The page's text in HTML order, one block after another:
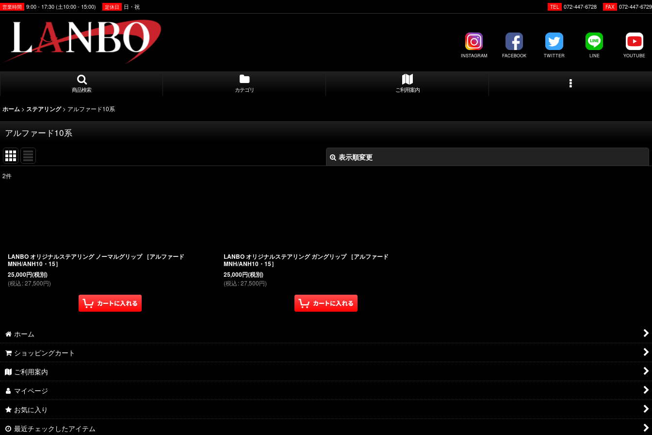
営業時間 9:00 - 17:30 (土10:00 - 15:00) 定休日 日・祝 TEL 072-447-6728 FAX 072-447-6729
INSTAGRAM FACEBOOK TWITTER LINE YOUTUBE
商品検索 カテゴリ ご利用案内
ホーム > ステアリング > アルファード10系
アルファード10系
表示順変更
2件
LANBO オリジナルステアリング ノーマルグリップ ［アルファード
MNH/ANH10・15］
25,000円(税別)
(税込:27,500円)
LANBO オリジナルステアリング ガングリップ ［アルファード
MNH/ANH10・15］
25,000円(税別)
(税込:27,500円)
ホーム
ショッピングカート
ご利用案内
マイページ
お気に入り
最近チェックしたアイテム